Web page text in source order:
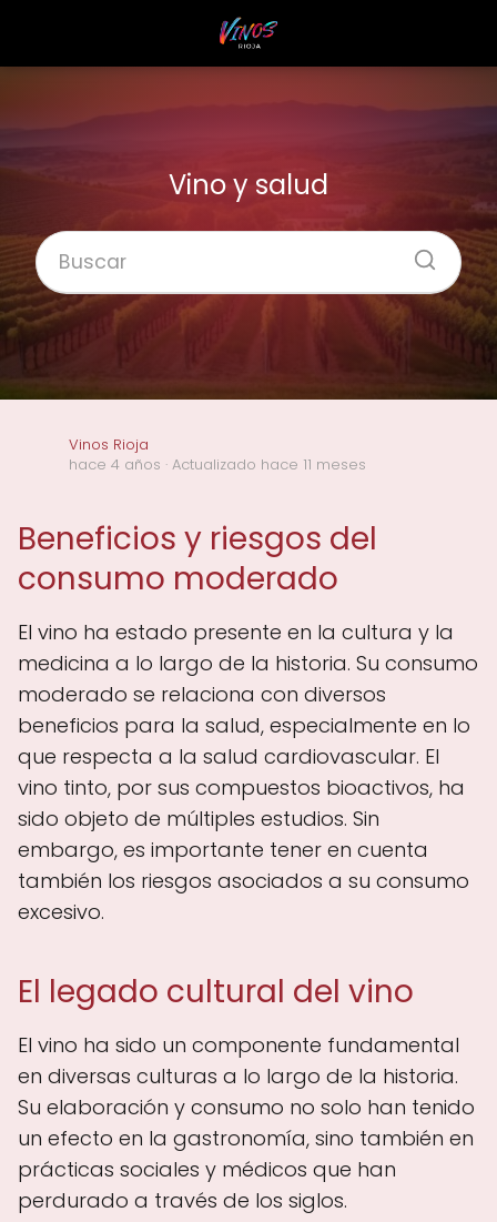
Vino y salud
Vinos Rioja
hace 4 años · Actualizado hace 11 meses
Beneficios y riesgos del
consumo moderado
El vino ha estado presente en la cultura y la
medicina a lo largo de la historia. Su consumo
moderado se relaciona con diversos
beneficios para la salud, especialmente en lo
que respecta a la salud cardiovascular. El
vino tinto, por sus compuestos bioactivos, ha
sido objeto de múltiples estudios. Sin
embargo, es importante tener en cuenta
también los riesgos asociados a su consumo
excesivo.
El legado cultural del vino
El vino ha sido un componente fundamental
en diversas culturas a lo largo de la historia.
Su elaboración y consumo no solo han tenido
un efecto en la gastronomía, sino también en
prácticas sociales y médicos que han
perdurado a través de los siglos.